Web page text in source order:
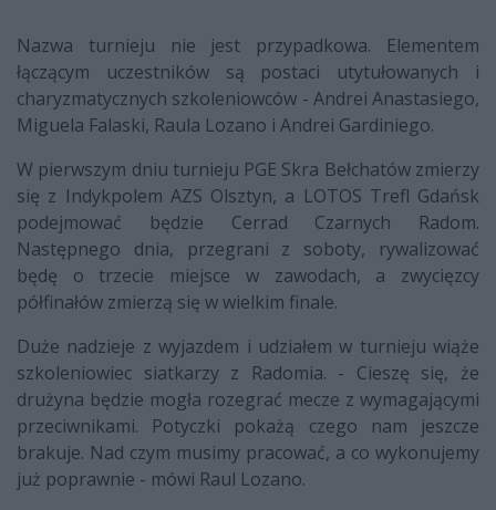
Nazwa turnieju nie jest przypadkowa. Elementem
łączącym uczestników są postaci utytułowanych i
charyzmatycznych szkoleniowców - Andrei Anastasiego,
Miguela Falaski, Raula Lozano i Andrei Gardiniego.
W pierwszym dniu turnieju PGE Skra Bełchatów zmierzy
się z Indykpolem AZS Olsztyn, a LOTOS Trefl Gdańsk
podejmować będzie Cerrad Czarnych Radom.
Następnego dnia, przegrani z soboty, rywalizować
będę o trzecie miejsce w zawodach, a zwycięzcy
półfinałów zmierzą się w wielkim finale.
Duże nadzieje z wyjazdem i udziałem w turnieju wiąże
szkoleniowiec siatkarzy z Radomia. - Cieszę się, że
drużyna będzie mogła rozegrać mecze z wymagającymi
przeciwnikami. Potyczki pokażą czego nam jeszcze
brakuje. Nad czym musimy pracować, a co wykonujemy
już poprawnie - mówi Raul Lozano.